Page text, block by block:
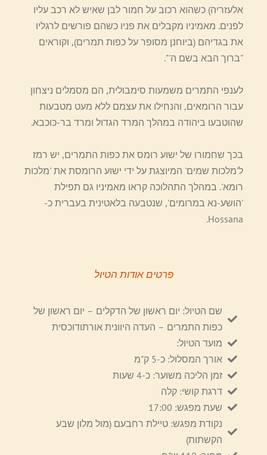
אלעזריה) כשהוא רכוב על חמור לבן שאיש לא רכב עליו
לפנים. מאמיניו מקבלים את פניו כשהם פורשים לרגליו
את בגדיהם (ביוחנן מסופר על כפות תמרים), וקוראים
"ברוך הבא בשם ה'".
לענפי התמרים משמעות סימבולית, הם מסמלים ניצחון
עבור הרומאים, והנחילו את עצמם ללא מעט מטבעות
שהוטבעו ביהודה במהלך המרד הגדול ומרד בר-כוכבא.
בכך שחמורו של ישוע רומס את כפות התמרים, יש רמז
ל'מלכות שמים' המיוצגת על ידי ישוע הרומסת את 'מלכות
רומא'. במהלך התהלוכה קראו מאמיניו גם תפילת
'הושע-נא במרומים', שנטבעה בלאטינית בעברית כ-
Hossana.
פרטים אודות הטיול
שם הטיול: יום ראשון של הדקלים – יום ראשון של
כפות התמרים – העדה היוונית אורתודוכסית
מועד הטיול:
אורך המסלול: כ-5 ק"מ
זמן הליכה משוער: כ-4 שעות
דרגת קושי: קלה
שעת מפגש: 17:00
נקודת מפגש: טיילת רחבעם (מול מלון שבע
הקשתות)